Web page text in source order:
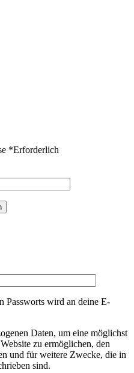
*Erforderlich
Passworts wird an deine E-
Daten, um eine möglichst
zu ermöglichen, den
und für weitere Zwecke, die in
sind.